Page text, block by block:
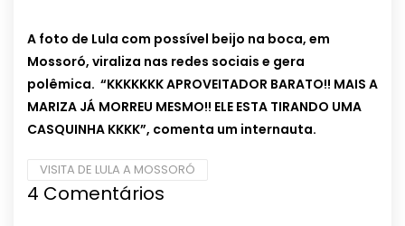
A foto de Lula com possível beijo na boca, em
Mossoró, viraliza nas redes sociais e gera
polêmica. “KKKKKKK APROVEITADOR BARATO!! MAIS A
MARIZA JÁ MORREU MESMO!! ELE ESTA TIRANDO UMA
CASQUINHA KKKK”, comenta um internauta.
VISITA DE LULA A MOSSORÓ
4 Comentários